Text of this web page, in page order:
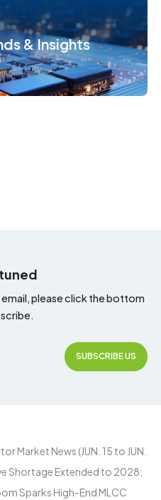
& Insights
please click the bottom
Market News (JUN. 15 to JUN.
Shortage Extended to 2028;
Sparks High-End MLCC